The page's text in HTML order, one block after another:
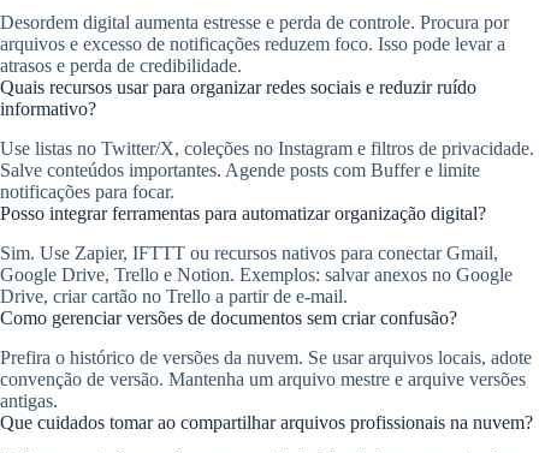
Desordem digital aumenta estresse e perda de controle. Procura por
arquivos e excesso de notificações reduzem foco. Isso pode levar a
atrasos e perda de credibilidade.
Quais recursos usar para organizar redes sociais e reduzir ruído
informativo?
Use listas no Twitter/X, coleções no Instagram e filtros de privacidade.
Salve conteúdos importantes. Agende posts com Buffer e limite
notificações para focar.
Posso integrar ferramentas para automatizar organização digital?
Sim. Use Zapier, IFTTT ou recursos nativos para conectar Gmail,
Google Drive, Trello e Notion. Exemplos: salvar anexos no Google
Drive, criar cartão no Trello a partir de e-mail.
Como gerenciar versões de documentos sem criar confusão?
Prefira o histórico de versões da nuvem. Se usar arquivos locais, adote
convenção de versão. Mantenha um arquivo mestre e arquive versões
antigas.
Que cuidados tomar ao compartilhar arquivos profissionais na nuvem?